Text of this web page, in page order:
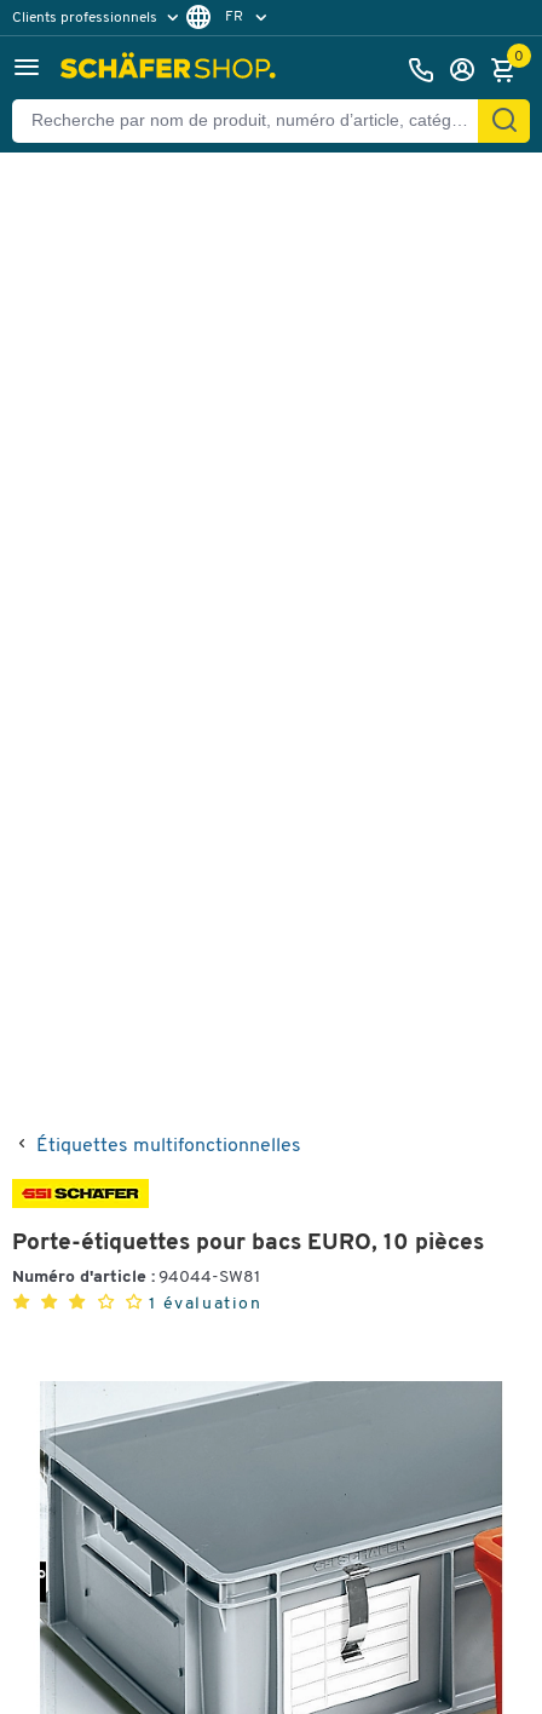
Clients professionnels
Clients particuliers
FR
0
Étiquettes multifonctionnelles
Porte-étiquettes pour bacs EURO, 10 pièces
Numéro d'article : 94044-SW81
1 évaluation
Retour